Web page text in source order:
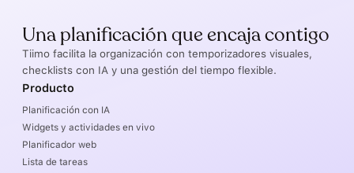
Una planificación que encaja contigo
Tiimo facilita la organización con temporizadores visuales,
checklists con IA y una gestión del tiempo flexible.
Producto
Planificación con IA
Widgets y actividades en vivo
Planificador web
Lista de tareas